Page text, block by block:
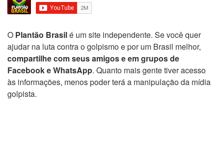
O Plantão Brasilé um site independente. Se você quer
ajudar na luta contra o golpismo e por um Brasil melhor,
compartilhe com seus amigos e em grupos de
Facebook e WhatsApp. Quanto mais gente tiver acesso
às informações, menos poder terá a manipulação da mídia
golpista.